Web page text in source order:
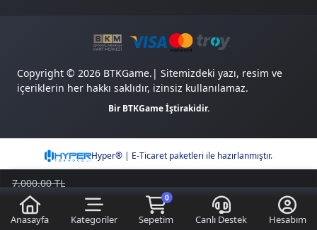
7,000.00 TL
6,212.90 TL
Kazancımı Gör 787,10 TL
Sepete Ekle
Anasayfa Kategoriler
0
Sepetim Canlı Destek Hesabım
Copyright © 2026 BTKGame.| Sitemizdeki yazı, resim ve
içeriklerin her hakkı saklıdır, izinsiz kullanılamaz.
Bir BTKGame İştirakidir.
Hyper® | E-Ticaret paketleri ile hazırlanmıştır.